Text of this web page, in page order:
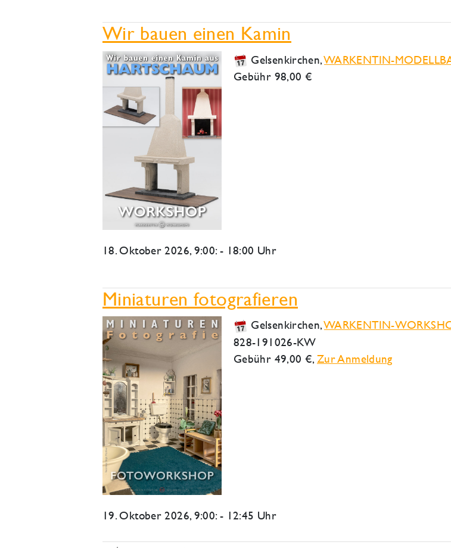
Wir bauen einen Kamin
Gelsenkirchen,WARKENTIN-
Gebühr 98,00 €
18. Oktober 2026, 9:00: - 18:00 Uhr
Miniaturen fotografieren
Gelsenkirchen,WARKENTIN-
828-191026-KW
Gebühr 49,00 €, Zur Anmeldung
19. Oktober 2026, 9:00: - 12:45 Uhr